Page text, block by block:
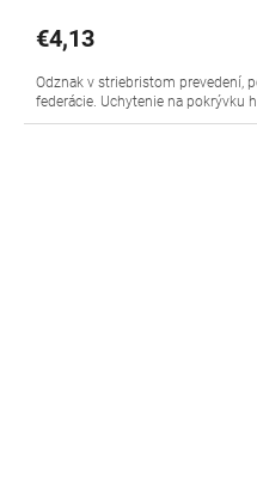
€4,13
Odznak v striebristom prevedení,
federácie. Uchytenie na pokrývku